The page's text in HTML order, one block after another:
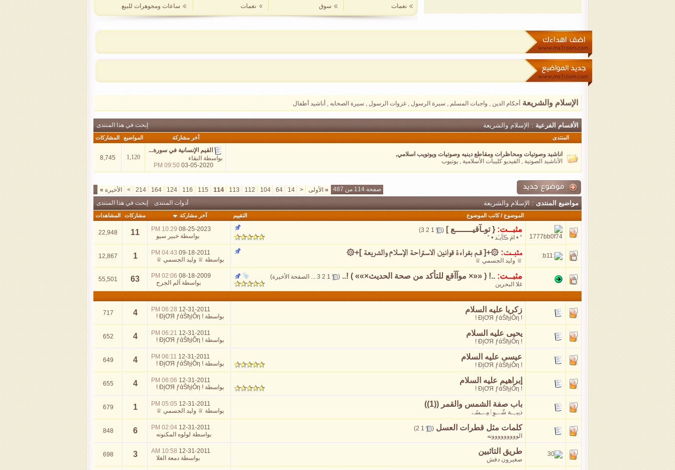
نغمات
سوق
نغمات
ساعات ومجوهرات للبيع
الإسلام والشريعة أحكام الدين , واجبات المسلم , سيرة الرسول , غزوات الرسول , سيرة الصحابه , أناشيد أطفال
الأقسام الفرعية : الإسلام والشريعة إبحث في هذا المنتدى
المنتدى آخر مشاركة المواضيع المشاركات
اناشيد وصوتيات ومحاظرات ومقاطع دينيه وصوتيات ويوتويب اسلامي,
الأناشيد الصوتية , الفيديو كليبات الأسلامية , يوتيوب
القيم الإنسانية في سورة...
بواسطة النقاء
03-05-2020
09:50 PM
1,120
8,745
صفحة 114 من 487 « الأولى <
14
64
104
112
113
114
115
116
124
164
214
> الأخيرة »
مواضيع المنتدى : الإسلام والشريعة أدوات المنتدى إبحث في هذا المنتدى
التقييم الموضوع /كاتب الموضوع آخر مشاركة مشاركات المشاهدات
مثبــت: { توـآقيـــــــع ] (
1
2
3
)
° • امَ ڪَآيـَد • °
08-25-2023
10:29 PM
بواسطة خبير سيو 11
22,948
مثبــت: ۞+[ قـم بقـراءة قوانين الاستراحة الإسلام والشريعة ]+۞
♕ وليد الجسمي ♕
09-18-2011
04:43 PM
بواسطة ♕ وليد الجسمي ♕ 1
12,867
مثبــت: ..! ( ««× موآآقع للتأكد من صحة الحديث×»» ) !.. (
1
2
3
... الصفحة الأخيرة)
غلا البحرين
08-18-2009
02:06 PM
بواسطة آلم الجرح 63
55,501
زكريا عليه السلام
! ĐįƠЯ ƒάṦђịǑη !
12-31-2011
06:28 PM
بواسطة ! ĐįƠЯ ƒάṦђịǑη !
4
717
يحيى عليه السلام
! ĐįƠЯ ƒάṦђịǑη !
12-31-2011
06:21 PM
بواسطة ! ĐįƠЯ ƒάṦђịǑη !
4
652
عيسى عليه السلام
! ĐįƠЯ ƒάṦђịǑη !
12-31-2011
06:11 PM
بواسطة ! ĐįƠЯ ƒάṦђịǑη !
4
649
إبراهيم عليه السلام
! ĐįƠЯ ƒάṦђịǑη !
12-31-2011
06:06 PM
بواسطة ! ĐįƠЯ ƒάṦђịǑη !
4
655
باب صفة الشمس والقمر ((1))
ذيبہـة شّےـوِٱمِےـسًے
12-31-2011
05:05 PM
بواسطة ♕ وليد الجسمي ♕ 1
679
كلمات مثل قطرات العسل (
1
2
)
الووووووووونه
12-31-2011
02:04 PM
بواسطة لولوه المكنونه 6
848
طريق التائبين
صغيرون دفش
12-31-2011
10:58 AM
بواسطة دمعة الغلا 3
698